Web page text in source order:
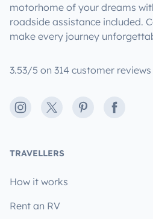
motorhome of your dreams
roadside assistance included.
make every journey
3.53/5 on 314 customer
Instagram
X PinterestFacebook
TRAVELLERS
How it works
Rent an RV